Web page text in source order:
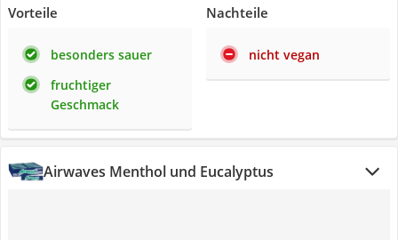
Vorteile
besonders sauer
fruchtiger
Geschmack
Nachteile
nicht vegan
Airwaves Menthol und Eucalyptus